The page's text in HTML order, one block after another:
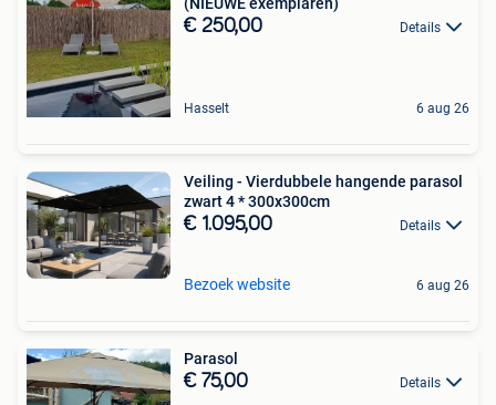
€ 250,00 Details
Hasselt 6 aug 26
Veiling - Vierdubbele hangende parasol
zwart 4 * 300x300cm
€ 1.095,00 Details
Bezoek website 6 aug 26
Parasol
€ 75,00 Details